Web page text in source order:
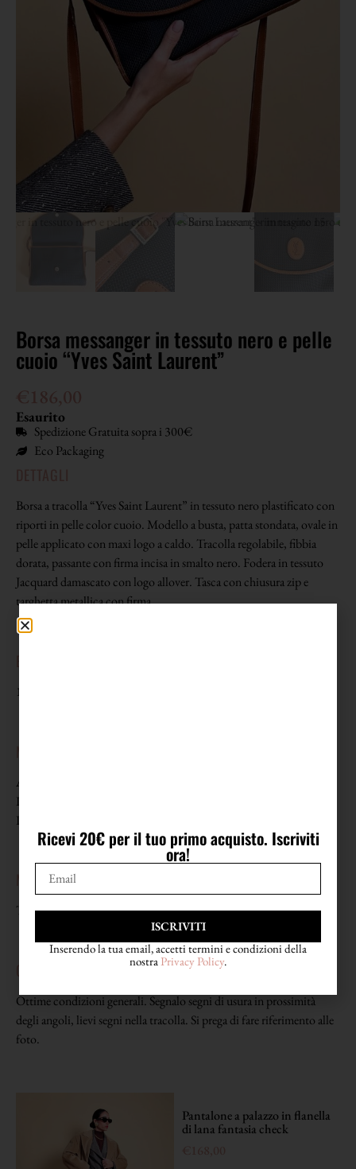
Borsa messanger in tessuto nero e pelle
cuoio “Yves Saint Laurent”
Esaurito
Spedizione Gratuita sopra i 300€
Eco Packaging
Borsa a tracolla “Yves Saint Laurent” in tessuto nero plastificato con
riporti in pelle color cuoio. Modello a busta, patta stondata, ovale in
pelle applicato con maxi logo a caldo. Tracolla regolabile, fibbia
dorata, passante con firma incisa in smalto nero. Fodera in tessuto
Jacquard damascato con logo allover. Tasca con chiusura zip e
targhetta metallica con firma.
1980
Altezza senza tracolla 20/21 cm
Larghezza 27 cm circa
Profondità 5/6 cm
MATERIALE
Tessuto plastico e pelle
Ottime condizioni generali. Segnalo segni di usura in prossimità
degli angoli, lievi segni nella tracolla. Si prega di fare riferimento alle
foto.
Pantalone a palazzo in flanella
di lana fantasia check
Ricevi 20€ per il tuo primo acquisto. Iscriviti
ora!
ISCRIVITI
Inserendo la tua email, accetti termini e condizioni della
nostra Privacy Policy.